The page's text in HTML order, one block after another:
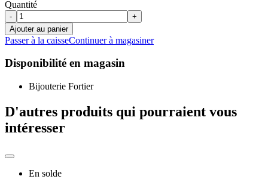
Quantité
-
+
Ajouter au panier
Passer à la caisseContinuer à magasiner
Disponibilité en magasin
Bijouterie Fortier
D'autres produits qui pourraient vous
intéresser
En solde